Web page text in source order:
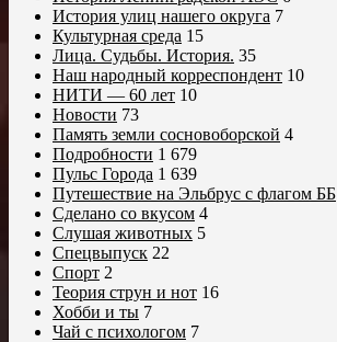
История улиц нашего округа 7
Культурная среда 15
Лица. Судьбы. История. 35
Наш народный корреспондент 10
НИТИ — 60 лет 10
Новости 73
Память земли сосновоборской 4
Подробности 1 679
Пульс Города 1 639
Путешествие на Эльбрус с флагом ББ
Сделано со вкусом 4
Слушая животных 5
Спецвыпуск 22
Спорт 2
Теория струн и нот 16
Хобби и ты 7
Чай с психологом 7